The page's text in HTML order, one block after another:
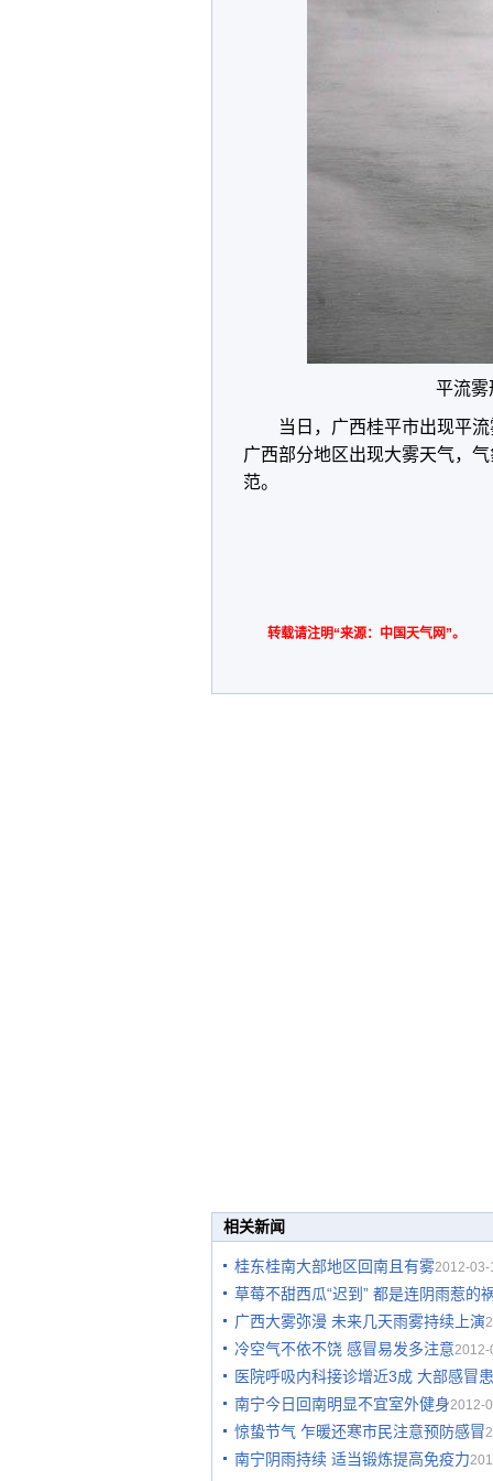
平流雾
当日，广西桂平市出现平
广西部分地区出现大雾天气，
范。
转载请注明“来源：中国天气网”。
相关新闻
桂东桂南大部地区回南且有雾2012-03-
草莓不甜西瓜“迟到” 都是连阴雨惹的
广西大雾弥漫 未来几天雨雾持续上演
冷空气不依不饶 感冒易发多注意2012-
医院呼吸内科接诊增近3成 大部感冒
南宁今日回南明显不宜室外健身2012-
惊蛰节气 乍暖还寒市民注意预防感冒
南宁阴雨持续 适当锻炼提高免疫力